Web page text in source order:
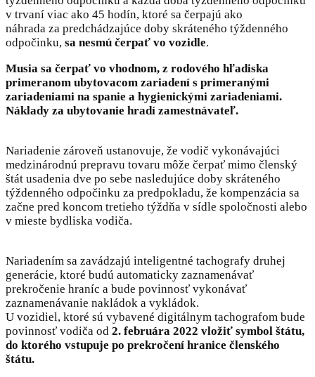
v trvaní viac ako 45 hodín, ktoré sa čerpajú ako
náhrada za predchádzajúce doby skráteného týždenného
odpočinku, sa nesmú čerpať vo vozidle.
Musia sa čerpať vo vhodnom, z rodového hľadiska
primeranom ubytovacom zariadení s primeranými
zariadeniami na spanie a hygienickými zariadeniami.
Náklady za ubytovanie hradí zamestnávateľ.
Nariadenie zároveň ustanovuje, že vodič vykonávajúci
medzinárodnú prepravu tovaru môže čerpať mimo členský
štát usadenia dve po sebe nasledujúce doby skráteného
týždenného odpočinku za predpokladu, že kompenzácia sa
začne pred koncom tretieho týždňa v sídle spoločnosti alebo
v mieste bydliska vodiča.
Nariadením sa zavádzajú inteligentné tachografy druhej
generácie, ktoré budú automaticky zaznamenávať
prekročenie hraníc a bude povinnosť vykonávať
zaznamenávanie nakládok a vykládok.
U vozidiel, ktoré sú vybavené digitálnym tachografom bude
povinnosť vodiča od 2. februára 2022 vložiť symbol štátu,
do ktorého vstupuje po prekročení hranice členského
štátu.